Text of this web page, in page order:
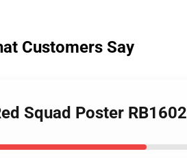
Customers Say
Squad Poster RB1602